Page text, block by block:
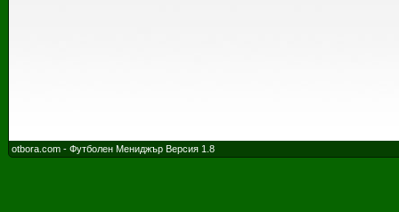
otbora.com - Футболен Мениджър Версия 1.8